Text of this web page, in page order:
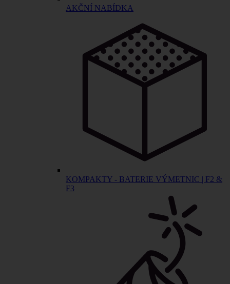
AKČNÍ NABÍDKA
KOMPAKTY - BATERIE VÝMETNIC | F2 &
F3